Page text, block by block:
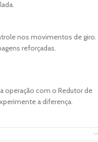
nos movimentos de giro.
reforçadas.
operação com o Redutor de
a diferença.